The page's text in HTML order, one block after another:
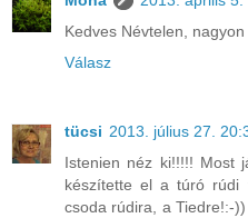
Kedves Névtelen,
Válasz
tücsi 2013. július 27.
Istenien néz ki!!!!! Most
készítette el a túró rúdi
csoda rúdira, a Tiedre!:-